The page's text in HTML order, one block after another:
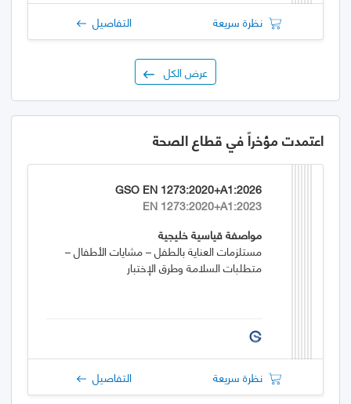
نظرة سريعة التفاصيل
عرض الكل
اعتمدت مؤخراً في قطاع الصحة
GSO EN 1273:2020+A1:2026
EN 1273:2020+A1:2023
مواصفة قياسية خليجية
مستلزمات العناية بالطفل – مشايات الأطفال –
متطلبات السلامة وطرق الإختبار
نظرة سريعة التفاصيل